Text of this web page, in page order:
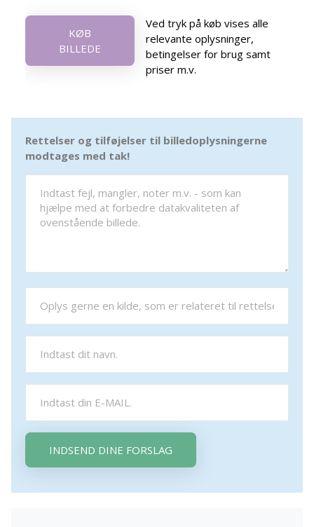
KØB
BILLEDE
Ved tryk på køb vises alle
relevante oplysninger,
betingelser for brug samt
priser m.v.
Rettelser og tilføjelser til billedoplysningerne
modtages med tak!
INDSEND DINE FORSLAG